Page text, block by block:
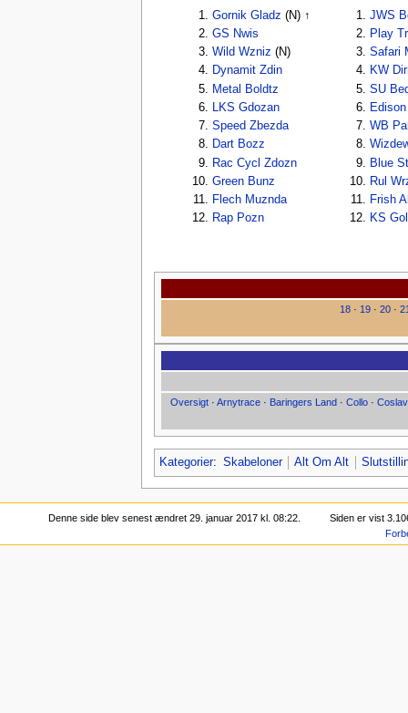
Gornik Gladz (N) ↑
GS Nwis
Wild Wzniz (N)
Dynamit Zdin
Metal Boldtz
LKS Gdozan
Speed Zbezda
Dart Bozz
Rac Cycl Zdozn
Green Bunz
Flech Muznda
Rap Pozn
JWS
Play
Safari
KW
SU
WB
Blue
Rul
Frish
KS
18· 19· 20·
Oversigt ·Arnytrace · Baringers Land ·Collo ·
Kategorier: Skabeloner Alt Om Alt
Denne side blev senest ændret 29. januar 2017 kl. 08:22.
Siden er vist